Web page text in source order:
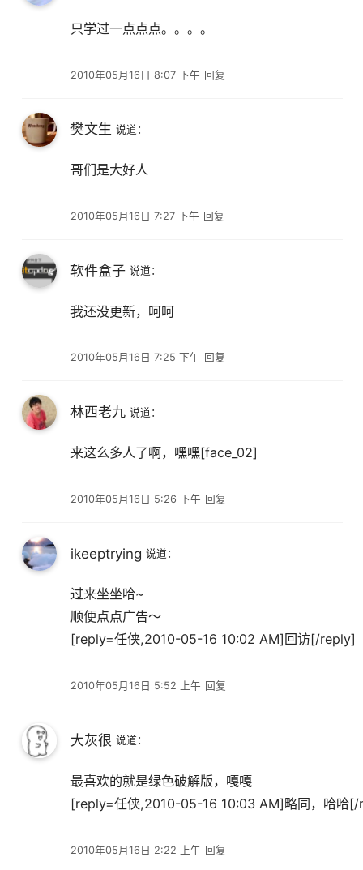
2010年05月16日 8:07 下午
只学过一点点点。。。。
回复
樊文生 说道：
2010年05月16日 7:27 下午
哥们是大好人
回复
软件盒子 说道：
2010年05月16日 7:25 下午
我还没更新，呵呵
回复
林西老九 说道：
2010年05月16日 5:26 下午
来这么多人了啊，嘿嘿[face_02]
回复
ikeeptrying 说道：
2010年05月16日 5:52 上午
过来坐坐哈~
顺便点点广告～
[reply=任侠,2010-05-16 10:02 AM]回访[/reply]
回复
大灰很 说道：
2010年05月16日 2:22 上午
最喜欢的就是绿色破解版，嘎嘎
[reply=任侠,2010-05-16 10:03 AM]略同，哈哈
回复